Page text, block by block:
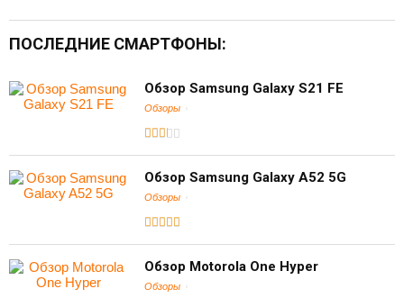
ПОСЛЕДНИЕ СМАРТФОНЫ:
Обзор Samsung Galaxy S21 FE
Обзоры
Обзор Samsung Galaxy A52 5G
Обзоры
Обзор Motorola One Hyper
Обзоры